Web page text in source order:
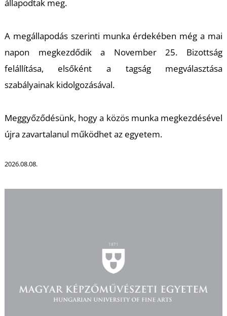
állapodtak meg.
A megállapodás szerinti munka érdekében még a mai
napon megkezdődik a November 25. Bizottság
felállítása, elsőként a tagság megválasztása
szabályainak kidolgozásával.
Meggyőződésünk, hogy a közös munka megkezdésével
újra zavartalanul működhet az egyetem.
2026.08.08.